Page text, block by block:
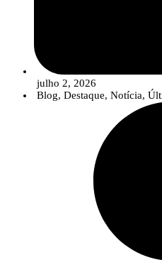
para facilitar o acesso da
promover uma comunicação mais
desafios e a inovação na agricultura.
Num contexto em que temas como as
doenças emergentes, as biosoluções
importância crescente, o InPP
seja sustentado por conhecimento
A nova área reúne diversos recursos
da comunicação, incluindo uma
InnovPlantProtect, materiais de
organização e os contactos da equipa
julho 2, 2026
Blog, Destaque, Notícia,